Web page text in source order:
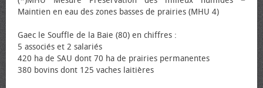
Maintien en eau des zones basses de prairies (MHU 4)
Gaec le Souffle de la Baie (80) en chiffres :
5 associés et 2 salariés
420 ha de SAU dont 70 ha de prairies permanentes
380 bovins dont 125 vaches laitières